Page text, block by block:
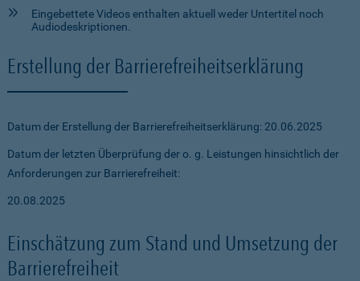
Eingebettete Videos enthalten aktuell weder Untertitel noch
Audiodeskriptionen.
Erstellung der Barrierefreiheitserklärung
Datum der Erstellung der Barrierefreiheitserklärung: 20.06.2025
Datum der letzten Überprüfung der o. g. Leistungen hinsichtlich der
Anforderungen zur Barrierefreiheit:
20.08.2025
Einschätzung zum Stand und Umsetzung der
Barrierefreiheit